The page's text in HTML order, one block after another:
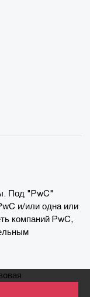
Под "PwC"
и/или одна или
компаний PwC,